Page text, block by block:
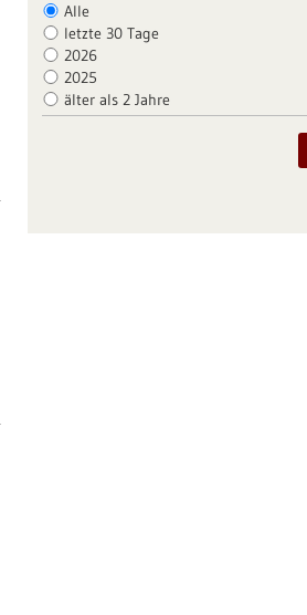
Alle
letzte 30 Tage
2026
2025
älter als 2 Jahre